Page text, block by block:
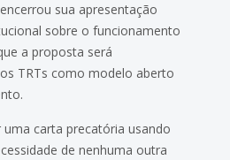
sua apresentação
sobre o funcionamento
a proposta será
TRTs como modelo aberto
uma carta precatória usando
de nenhuma outra